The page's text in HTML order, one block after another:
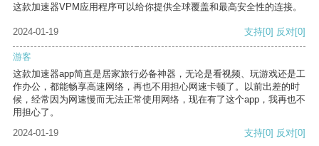
这款加速器VPM应用程序可以给你提供全球覆盖和最高安全性的连接。
2024-01-19 支持[0] 反对[0]
游客
这款加速器app简直是居家旅行必备神器，无论是看视频、玩游戏还是工
作办公，都能畅享高速网络，再也不用担心网速卡顿了。以前出差的时
候，经常因为网速慢而无法正常使用网络，现在有了这个app，我再也不
用担心了。
2024-01-19
支持[0] 反对[0]